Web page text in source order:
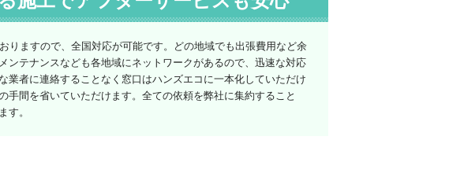
りますので、全国対応が可能です。どの地域でも出張費用など余
ンテナンスなども各地域にネットワークがあるので、迅速な対応
業者に連絡することなく窓口はハンズエコに一本化していただけ
手間を省いていただけます。全ての依頼を弊社に集約すること
す。